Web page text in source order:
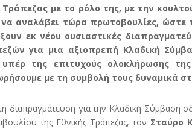
Τράπεζας με το ρόλο της, με την
αναλάβει τώρα πρωτοβουλίες,
εκ νέου ουσιαστικές
για μια αξιοπρεπή Κλαδική
της επιτυχούς ολοκλήρωσης
με τη συμβολή τους δυναμικά
διαπραγμάτευση για την Κλαδική Σύμβαση
της Εθνικής Τράπεζας, τον Σταύρο